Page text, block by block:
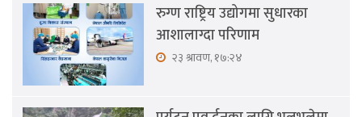
रुग्ण राष्ट्रिय उद्योगमा सुधारका
आशालाग्दा परिणाम
२३ श्रावण, १७:२४